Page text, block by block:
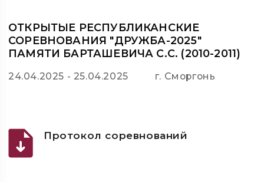
ОТКРЫТЫЕ РЕСПУБЛИКАНСКИЕ
СОРЕВНОВАНИЯ "ДРУЖБА-2025"
ПАМЯТИ БАРТАШЕВИЧА С.С. (2010-2011)
24.04.2025 - 25.04.2025 г. Сморгонь
Протокол соревнований